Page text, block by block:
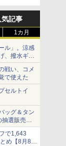
記事
1カ月
ル」。涼感
、撥水ギア
戦い、コメ
で使えた
セルトイ
ッグ＆タン
選販売の
で1,643
め【8月8日